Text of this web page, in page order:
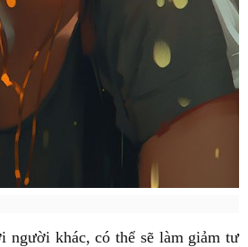
người khác, có thể sẽ làm giảm tư